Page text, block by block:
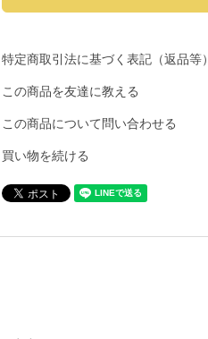
特定商取引法に基づく表記（返品等）
この商品を友達に教える
この商品について問い合わせる
買い物を続ける